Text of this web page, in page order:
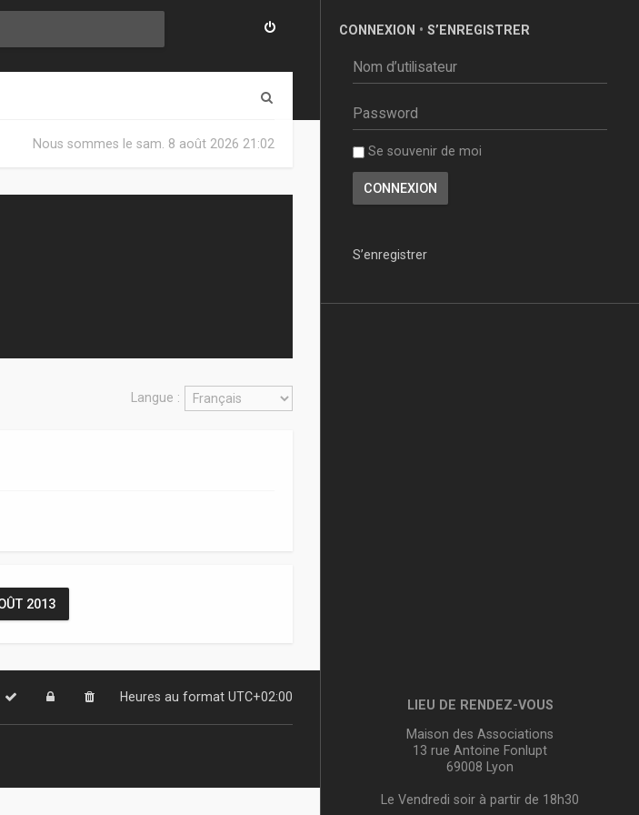
c
Nous sommes le sam. 8 août 2026 21:02
Langue :
2013
Heures au format UTC+02:00
CONNEXION • S’ENREGISTRER
Se souvenir de moi
S’enregistrer
LIEU DE RENDEZ-VOUS
Maison des Associations
13 rue Antoine Fonlupt
69008 Lyon
Le Vendredi soir à partir de 18h30